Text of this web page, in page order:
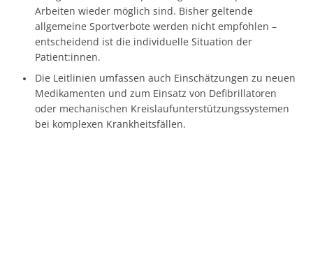
Arbeiten wieder möglich sind. Bisher geltende
allgemeine Sportverbote werden nicht empfohlen –
entscheidend ist die individuelle Situation der
Patient:innen.
Die Leitlinien umfassen auch Einschätzungen zu neuen
Medikamenten und zum Einsatz von Defibrillatoren
oder mechanischen Kreislaufunterstützungssystemen
bei komplexen Krankheitsfällen.